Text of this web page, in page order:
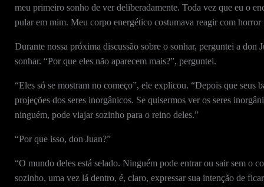
meu primeiro sonho de ver deliberadamente. Toda vez que eu o
pular em mim. Meu corpo energético costumava reagir com horror
Durante nossa próxima discussão sobre o sonhar, perguntei a don
sonhar. “Por que eles não aparecem mais?”, perguntei.
“Eles só se mostram no começo”, ele explicou. “Depois que seus
projeções dos seres inorgânicos. Se quisermos ver os seres
ninguém, pode viajar sozinho para o reino deles.”
“Por que isso, don Juan?”
“O mundo deles está selado. Ninguém pode entrar ou sair sem o
sozinho, uma vez lá dentro, é, claro, expressar sua intenção de